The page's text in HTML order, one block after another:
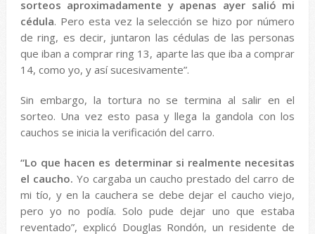
sorteos aproximadamente y apenas ayer salió mi
cédula. Pero esta vez la selección se hizo por número
de ring, es decir, juntaron las cédulas de las personas
que iban a comprar ring 13, aparte las que iba a comprar
14, como yo, y así sucesivamente”.
Sin embargo, la tortura no se termina al salir en el
sorteo. Una vez esto pasa y llega la gandola con los
cauchos se inicia la verificación del carro.
“Lo que hacen es determinar si realmente necesitas
el caucho. Yo cargaba un caucho prestado del carro de
mi tío, y en la cauchera se debe dejar el caucho viejo,
pero yo no podía. Solo pude dejar uno que estaba
reventado”, explicó Douglas Rondón, un residente de